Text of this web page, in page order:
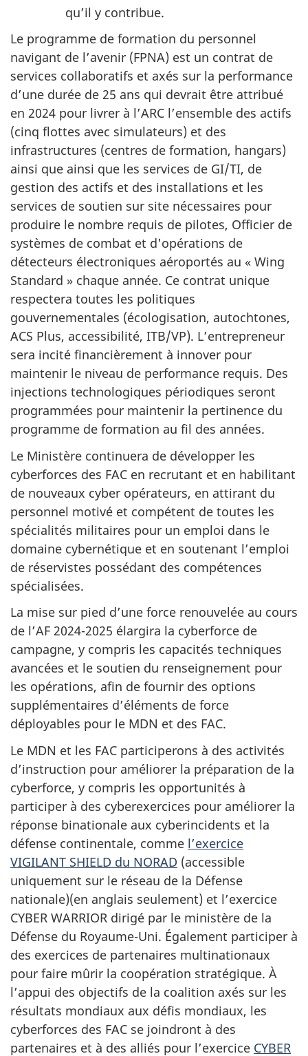
qu’il y contribue.
Le programme de formation du personnel
navigant de l’avenir (FPNA) est un contrat de
services collaboratifs et axés sur la performance
d’une durée de 25 ans qui devrait être attribué
en 2024 pour livrer à l’ARC l’ensemble des actifs
(cinq flottes avec simulateurs) et des
infrastructures (centres de formation, hangars)
ainsi que ainsi que les services de GI/TI, de
gestion des actifs et des installations et les
services de soutien sur site nécessaires pour
produire le nombre requis de pilotes, Officier de
systèmes de combat et d'opérations de
détecteurs électroniques aéroportés au « Wing
Standard » chaque année. Ce contrat unique
respectera toutes les politiques
gouvernementales (écologisation, autochtones,
ACS Plus, accessibilité, ITB/VP). L’entrepreneur
sera incité financièrement à innover pour
maintenir le niveau de performance requis. Des
injections technologiques périodiques seront
programmées pour maintenir la pertinence du
programme de formation au fil des années.
Le Ministère continuera de développer les
cyberforces des FAC en recrutant et en habilitant
de nouveaux cyber opérateurs, en attirant du
personnel motivé et compétent de toutes les
spécialités militaires pour un emploi dans le
domaine cybernétique et en soutenant l’emploi
de réservistes possédant des compétences
spécialisées.
La mise sur pied d’une force renouvelée au cours
de l’AF 2024-2025 élargira la cyberforce de
campagne, y compris les capacités techniques
avancées et le soutien du renseignement pour
les opérations, afin de fournir des options
supplémentaires d’éléments de force
déployables pour le MDN et des FAC.
Le MDN et les FAC participerons à des activités
d’instruction pour améliorer la préparation de la
cyberforce, y compris les opportunités à
participer à des cyberexercices pour améliorer la
réponse binationale aux cyberincidents et la
défense continentale, comme l’exercice
VIGILANT SHIELD du NORAD (accessible
uniquement sur le réseau de la Défense
nationale)(en anglais seulement) et l’exercice
CYBER WARRIOR dirigé par le ministère de la
Défense du Royaume-Uni. Également participer à
des exercices de partenaires multinationaux
pour faire mûrir la coopération stratégique. À
l’appui des objectifs de la coalition axés sur les
résultats mondiaux aux défis mondiaux, les
cyberforces des FAC se joindront à des
partenaires et à des alliés pour l’exercice CYBER